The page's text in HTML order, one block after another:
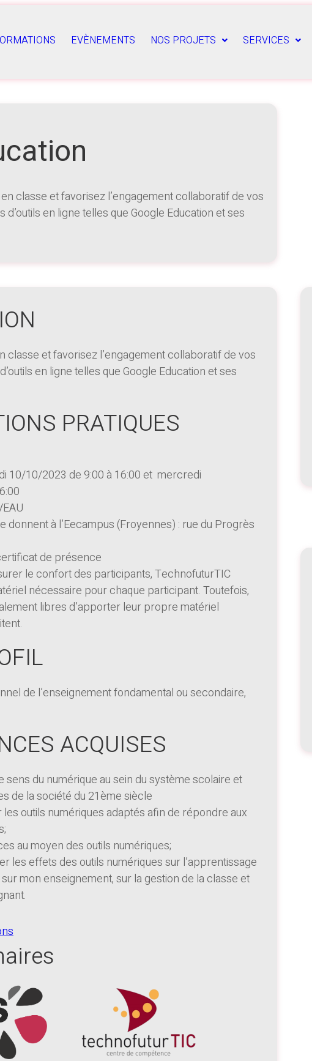
EVÈNEMENTS NOS PROJETS SERVICES
classe et favorisez l’engagement collaboratif de vos
en ligne telles que Google Education et ses
classe et favorisez l’engagement collaboratif de vos
en ligne telles que Google Education et ses
PRATIQUES
10/10/2023 de 9:00 à 16:00 et mercredi
donnent à l’Eecampus (Froyennes) : rue du Progrès
de présence
le confort des participants, TechnofuturTIC
nécessaire pour chaque participant. Toutefois,
libres d’apporter leur propre matériel
de l’enseignement fondamental ou secondaire,
ACQUISES
sens du numérique au sein du système scolaire et
de la société du 21ème siècle
outils numériques adaptés afin de répondre aux
au moyen des outils numériques;
les effets des outils numériques sur l’apprentissage
mon enseignement, sur la gestion de la classe et